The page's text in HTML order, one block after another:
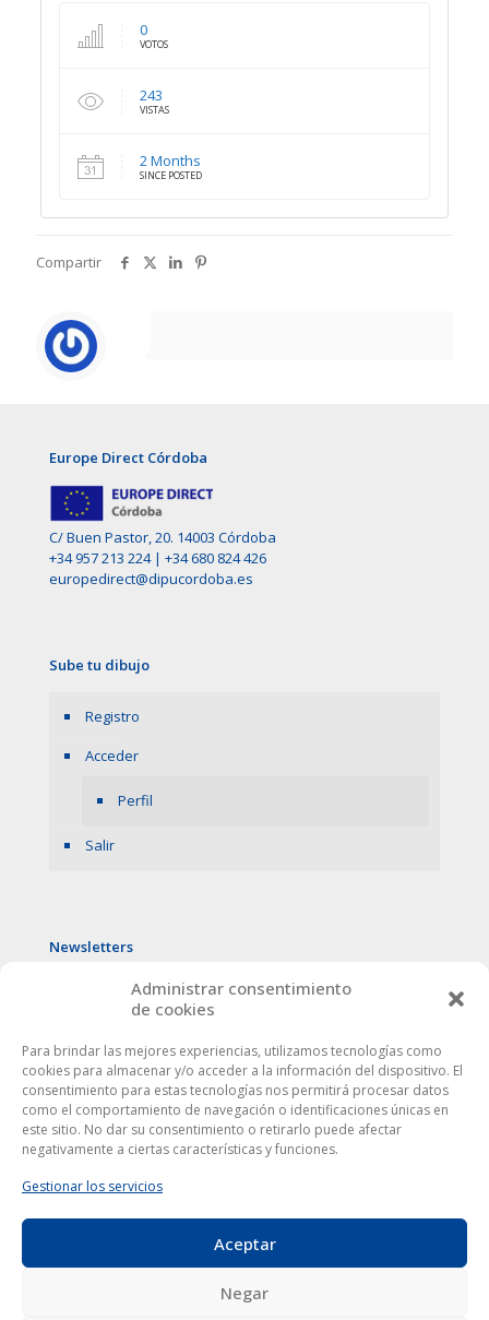
Administrar consentimiento
de cookies
Para brindar las mejores experiencias, utilizamos tecnologías como
cookies para almacenar y/o acceder a la información del dispositivo. El
consentimiento para estas tecnologías nos permitirá procesar datos
como el comportamiento de navegación o identificaciones únicas en
este sitio. No dar su consentimiento o retirarlo puede afectar
negativamente a ciertas características y funciones.
Gestionar los servicios
Aceptar
Negar
0
VOTOS
243
VISTAS
2 Months
SINCE POSTED
Compartir
Europe Direct Córdoba
C/ Buen Pastor, 20. 14003 Córdoba
+34 957 213 224| +34 680 824 426
europedirect@dipucordoba.es
Sube tu dibujo
Registro
Acceder
Perfil
Salir
Newsletters
|Aviso Legal
los derechos reservados
Este sitio web utiliza cookies para mejorar tu experiencia. Al